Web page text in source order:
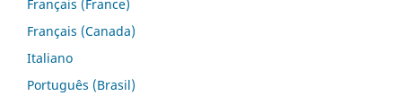
Français (France)
Français (Canada)
Italiano
Português (Brasil)